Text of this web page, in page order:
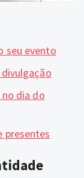
seu evento
dia do
presentes